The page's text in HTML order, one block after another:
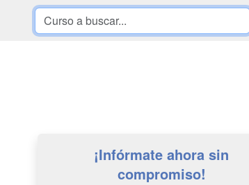
¡Infórmate ahora sin
compromiso!